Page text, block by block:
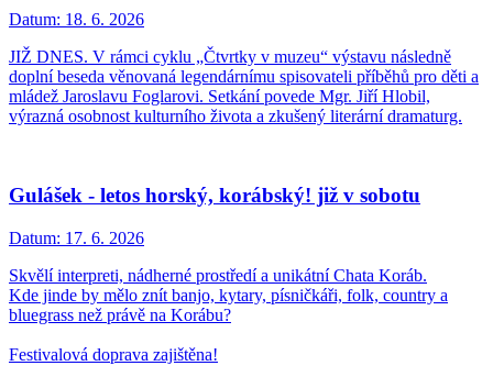
Datum: 18. 6. 2026
JIŽ DNES. V rámci cyklu „Čtvrtky v muzeu“ výstavu následně
doplní beseda věnovaná legendárnímu spisovateli příběhů pro děti a
mládež Jaroslavu Foglarovi. Setkání povede Mgr. Jiří Hlobil,
výrazná osobnost kulturního života a zkušený literární dramaturg.
Gulášek - letos horský, korábský! již v sobotu
Datum: 17. 6. 2026
Skvělí interpreti, nádherné prostředí a unikátní Chata Koráb.
Kde jinde by mělo znít banjo, kytary, písničkáři, folk, country a
bluegrass než právě na Korábu?
Festivalová doprava zajištěna!